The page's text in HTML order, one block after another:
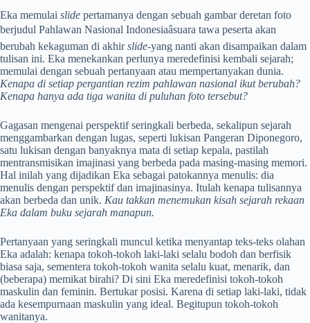
Eka memulai slide pertamanya dengan sebuah gambar deretan foto
berjudul Pahlawan Nasional Indonesiaâsuara tawa peserta akan
berubah kekaguman di akhirslide-yang nanti akan disampaikan dalam
tulisan ini. Eka menekankan perlunya meredefinisi kembali sejarah;
memulai dengan sebuah pertanyaan atau mempertanyakan dunia.
Kenapa di setiap pergantian rezim pahlawan nasional ikut berubah?
Kenapa hanya ada tiga wanita di puluhan foto tersebut?
Gagasan mengenai perspektif seringkali berbeda, sekalipun sejarah
menggambarkan dengan lugas, seperti lukisan Pangeran Diponegoro,
satu lukisan dengan banyaknya mata di setiap kepala, pastilah
mentransmisikan imajinasi yang berbeda pada masing-masing memori.
Hal inilah yang dijadikan Eka sebagai patokannya menulis: dia
menulis dengan perspektif dan imajinasinya. Itulah kenapa tulisannya
akan berbeda dan unik. Kau takkan menemukan kisah sejarah rekaan
Eka dalam buku sejarah manapun.
Pertanyaan yang seringkali muncul ketika menyantap teks-teks olahan
Eka adalah: kenapa tokoh-tokoh laki-laki selalu bodoh dan berfisik
biasa saja, sementera tokoh-tokoh wanita selalu kuat, menarik, dan
(beberapa) memikat birahi? Di sini Eka meredefinisi tokoh-tokoh
maskulin dan feminin. Bertukar posisi. Karena di setiap laki-laki, tidak
ada kesempurnaan maskulin yang ideal. Begitupun tokoh-tokoh
wanitanya.